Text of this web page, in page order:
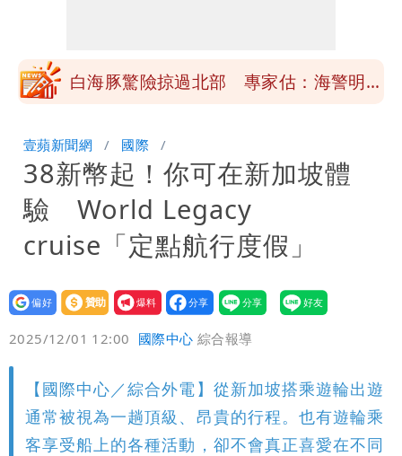
砸重金再買一整桌卡盒
白海豚驚險掠過北部 專家估：海警明發
「終於能交代」 捐500萬獎學金延續愛
白海豚颱風逼近！鄭明典示警「恐遇黑潮
變強」 路徑分歧藏警訊：不利強度維持
壹蘋新聞網 國際
38新幣起！你可在新加坡體
驗 World Legacy
cruise「定點航行度假」
設為
贊助
我要
爆料
2025/12/01 12:00 國際中心 綜合報導
【國際中心／綜合外電】從新加坡搭乘遊輪出遊
通常被視為一趟頂級、昂貴的行程。也有遊輪乘
客享受船上的各種活動，卻不會真正喜愛在不同